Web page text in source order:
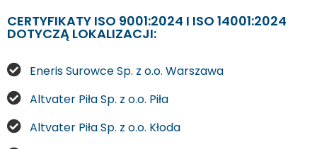
CERTYFIKATY ISO 9001:2024 I ISO 14001:2024
DOTYCZĄ LOKALIZACJI:
Eneris Surowce Sp. z o.o. Warszawa
Altvater Piła Sp. z o.o. Piła
Altvater Piła Sp. z o.o. Kłoda